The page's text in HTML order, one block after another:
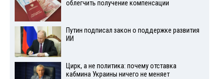
облегчить получение компенсации
Путин подписал закон о поддержке развития
ИИ
Цирк, а не политика: почему отставка
кабмина Украины ничего не меняет